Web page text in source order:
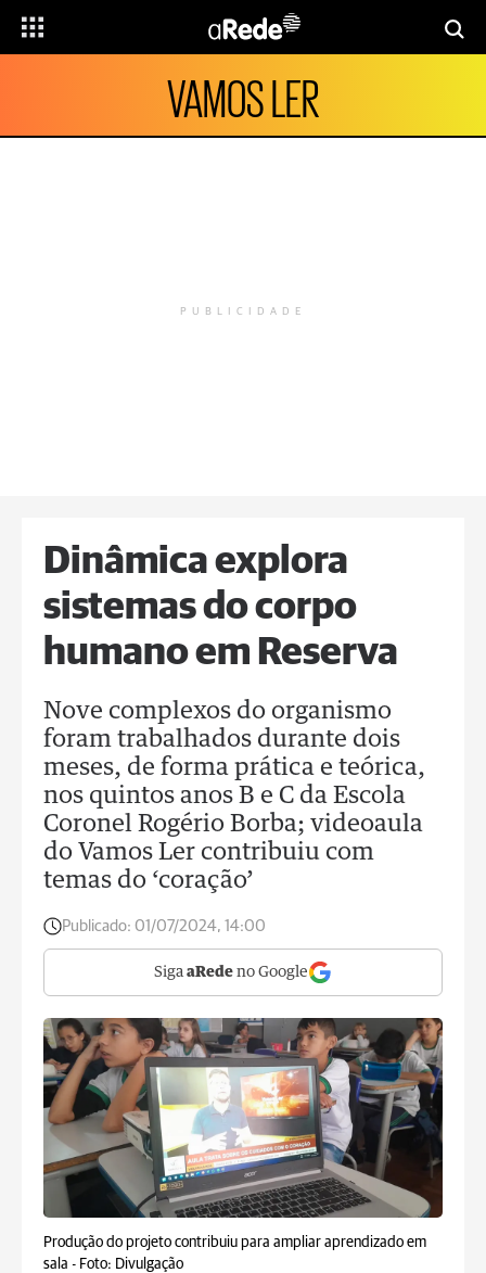
VAMOS LER
PUBLICIDADE
Dinâmica explora
sistemas do corpo
humano em Reserva
Nove complexos do organismo
foram trabalhados durante dois
meses, de forma prática e teórica,
nos quintos anos B e C da Escola
Coronel Rogério Borba; videoaula
do Vamos Ler contribuiu com
temas do ‘coração’
Publicado: 01/07/2024, 14:00
Siga aRede no Google
Produção do projeto contribuiu para ampliar aprendizado em
sala - Foto: Divulgação